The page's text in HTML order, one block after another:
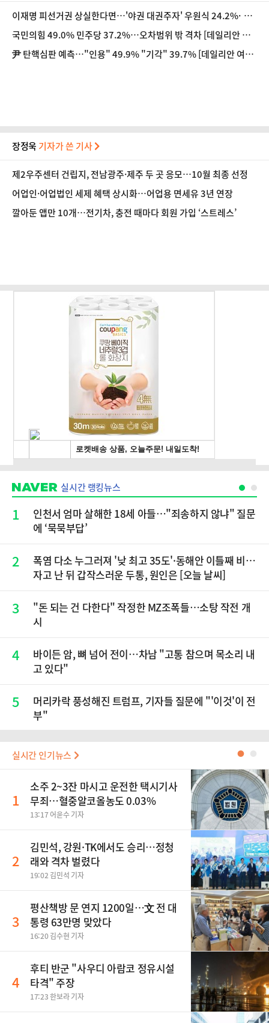
이재명 피선거권 상실한다면…'야권 대권주자' 우원식 24.2%·없
다 23.9% [데일리안 여론조사]
국민의힘 49.0% 민주당 37.2%…오차범위 밖 격차 [데일리안 여
론조사]
尹 탄핵심판 예측…"인용" 49.9% "기각" 39.7% [데일리안 여론
장정욱 기자가 쓴 기사
제2우주센터 건립지, 전남광주·제주 두 곳 응모…10월 최종 선정
어업인·어업법인 세제 혜택 상시화…어업용 면세유 3년 연장
깔아둔 앱만 10개…전기차, 충전 때마다 회원 가입 ‘스트레스’
실시간 랭킹뉴스
1
인천서 엄마 살해한 18세 아들…"죄송하지 않냐" 질문
에 ‘묵묵부답’
2
폭염 다소 누그러져 '낮 최고 35도'·동해안 이틀째 비…
자고 난 뒤 갑작스러운 두통, 원인은 [오늘 날씨]
3
"돈 되는 건 다한다" 작정한 MZ조폭들…소탕 작전 개
시
4
바이든 암, 뼈 넘어 전이…차남 "고통 참으며 목소리 내
고 있다"
5
머리카락 풍성해진 트럼프, 기자들 질문에 "'이것'이 전
부"
실시간 인기뉴스 ●
1
소주 2~3잔 마시고 운전한 택시기사
무죄…혈중알코올농도 0.03%
13:17 어윤수 기자
2
김민석, 강원·TK에서도 승리…정청
래와 격차 벌렸다
19:02 김민석 기자
3
평산책방 문 연지 1200일…文 전 대
통령 63만명 맞았다
16:20 김수현 기자
4
후티 반군 "사우디 아람코 정유시설
타격" 주장
17:23 한보라 기자